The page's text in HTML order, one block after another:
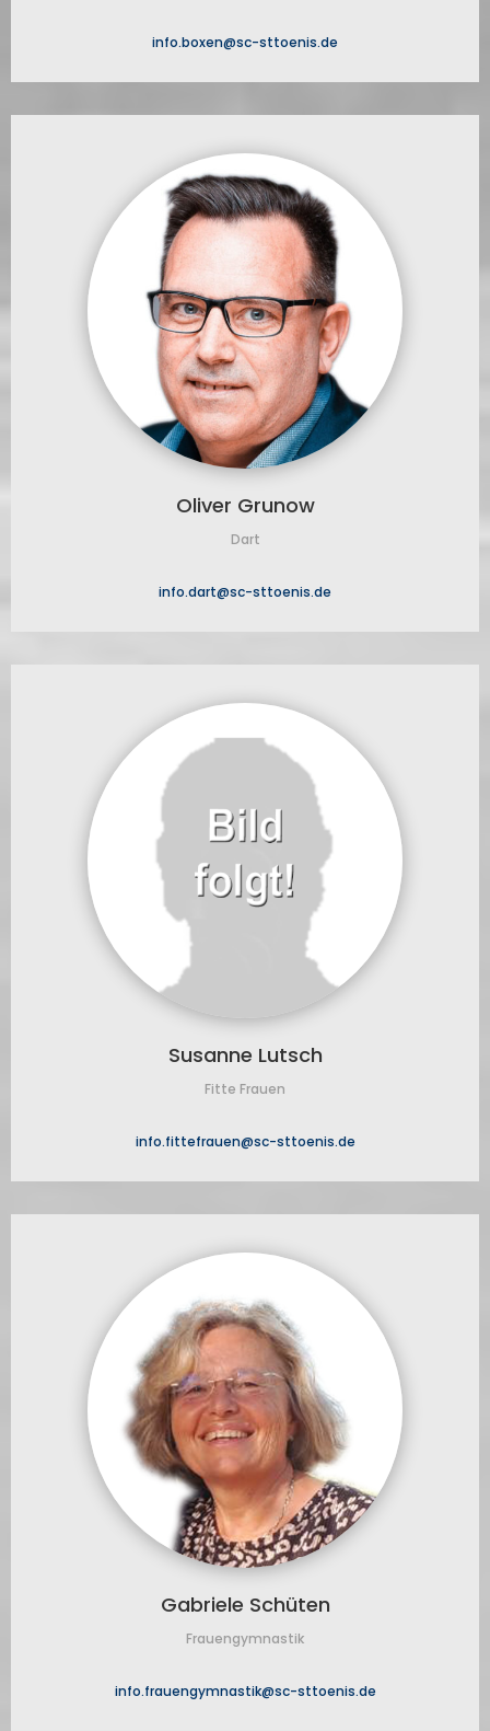
info.boxen@sc-sttoenis.de
Oliver Grunow
Dart
info.dart@sc-sttoenis.de
Susanne Lutsch
Fitte Frauen
info.fittefrauen@sc-sttoenis.de
Gabriele Schüten
Frauengymnastik
info.frauengymnastik@sc-sttoenis.de